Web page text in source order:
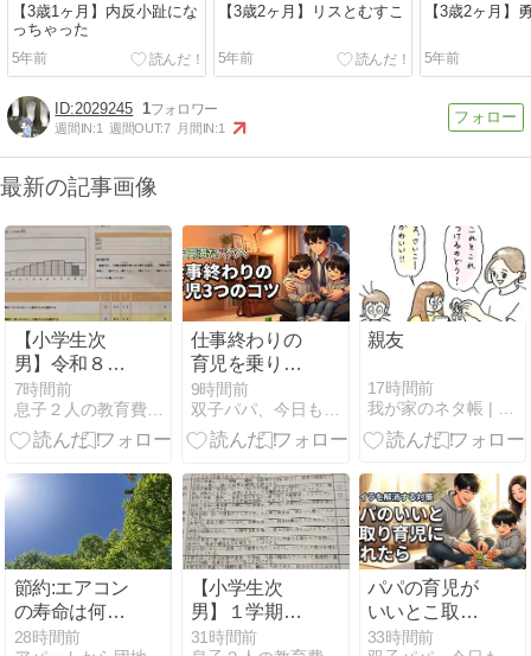
【3歳1ヶ月】内反小趾にな
っちゃった
5年前
【3歳2ヶ月】リスとむすこ
5年前
【3歳2ヶ月】
5年前
2029245 1
週間IN:1 週間OUT:7 月間IN:1
最新の記事画像
【小学生次
男】令和８年
全国学力・学
習状況調査の
調査結果。
7時間前
息子２人の教育費を捻り出せ！派遣ママの節約の日々
仕事終わりの
育児を乗り切
るパパ必見！
妻と良好な関
係を保つ3つ
9時間前
親友
17時間前
節約:エアコン
の寿命は何年
か
28時間前
【小学生次
男】１学期の
成績表を公開
31時間前
パパの育児が
いいとこ取り
で疲れた…イ
33時間前